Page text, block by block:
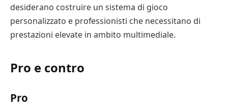
desiderano costruire un sistema di gioco
personalizzato e professionisti che necessitano di
prestazioni elevate in ambito multimediale.
Pro e contro
Pro